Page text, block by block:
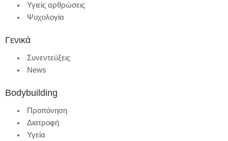
Υγιείς αρθρώσεις
Ψυχολογία
Γενικά
Συνεντεύξεις
News
Bodybuilding
Προπόνηση
Διατροφή
Υγεία